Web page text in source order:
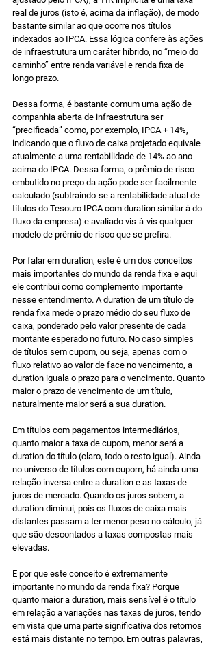
real de juros (isto é, acima da inflação), de modo
bastante similar ao que ocorre nos títulos
indexados ao IPCA. Essa lógica confere às ações
de infraestrutura um caráter híbrido, no “meio do
caminho” entre renda variável e renda fixa de
longo prazo.
Dessa forma, é bastante comum uma ação de
companhia aberta de infraestrutura ser
“precificada” como, por exemplo, IPCA + 14%,
indicando que o fluxo de caixa projetado equivale
atualmente a uma rentabilidade de 14% ao ano
acima do IPCA. Dessa forma, o prêmio de risco
embutido no preço da ação pode ser facilmente
calculado (subtraindo-se a rentabilidade atual de
títulos do Tesouro IPCA com duration similar à do
fluxo da empresa) e avaliado vis-à-vis qualquer
modelo de prêmio de risco que se prefira.
Por falar em duration, este é um dos conceitos
mais importantes do mundo da renda fixa e aqui
ele contribui como complemento importante
nesse entendimento. A duration de um título de
renda fixa mede o prazo médio do seu fluxo de
caixa, ponderado pelo valor presente de cada
montante esperado no futuro. No caso simples
de títulos sem cupom, ou seja, apenas com o
fluxo relativo ao valor de face no vencimento, a
duration iguala o prazo para o vencimento. Quanto
maior o prazo de vencimento de um título,
naturalmente maior será a sua duration.
Em títulos com pagamentos intermediários,
quanto maior a taxa de cupom, menor será a
duration do título (claro, todo o resto igual). Ainda
no universo de títulos com cupom, há ainda uma
relação inversa entre a duration e as taxas de
juros de mercado. Quando os juros sobem, a
duration diminui, pois os fluxos de caixa mais
distantes passam a ter menor peso no cálculo, já
que são descontados a taxas compostas mais
elevadas.
E por que este conceito é extremamente
importante no mundo da renda fixa? Porque
quanto maior a duration, mais sensível é o título
em relação a variações nas taxas de juros, tendo
em vista que uma parte significativa dos retornos
está mais distante no tempo. Em outras palavras,